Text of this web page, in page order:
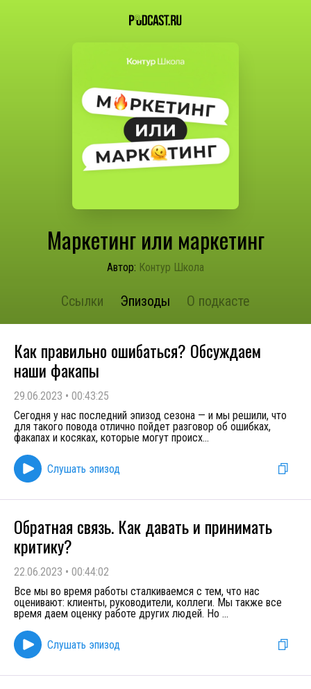
Маркетинг или маркетинг
Автор: Контур Школа
Ссылки Эпизоды О подкасте
Как правильно ошибаться? Обсуждаем
наши факапы
29.06.2023 • 00:43:25
Сегодня у нас последний эпизод сезона — и мы решили, что
для такого повода отлично пойдет разговор об ошибках,
факапах и косяках, которые могут происх...
Слушать эпизод
Обратная связь. Как давать и принимать
критику?
22.06.2023 • 00:44:02
Все мы во время работы сталкиваемся с тем, что нас
оценивают: клиенты, руководители, коллеги. Мы также все
время даем оценку работе других людей. Но ...
Слушать эпизод